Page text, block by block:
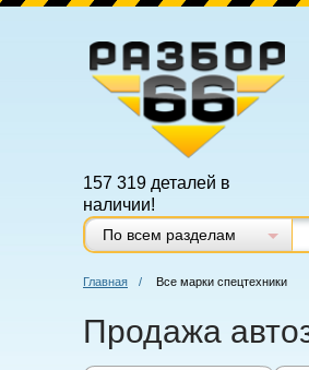
157 319 деталей в
наличии!
По всем разделам
Главная / Все марки спецтехники
Продажа